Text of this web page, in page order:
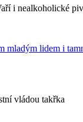
i nealkoholické
mladým lidem i
vládou takřka